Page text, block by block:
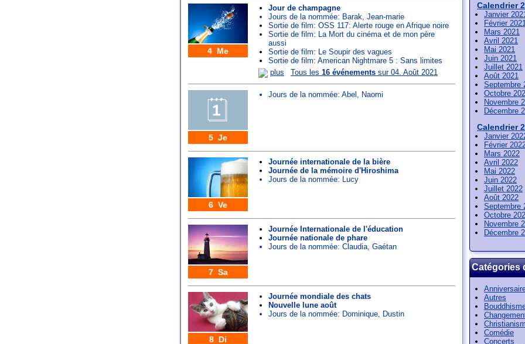
4 Me
Jour de champagne
Jours de la nommée: Barak, Jean-marie
Sortie de film: OSS 117: Alerte rouge en Afrique noire
Sortie de film: La Mort du cinéma et de mon père
aussi
Sortie de film: Le Soupir des vagues
Sortie de film: American Nightmare 5 : Sans limites
plus
Tous les 16 événements sur 04. Août 2021
5 Je
Jours de la nommée: Abel Naomi
6 Ve
Journée internationale de la bière
Journée de la mémoire d'Hiroshima
Jours de la nommée: Lucy
7 Sa
Journée Internationale de l'éducation
Journée nationale de phare
Jours de la nommée: Claudia Gaétan
8 Di
Journée mondiale des chats
Nouvelle lune août
Jours de la nommée: Dominique Dustin
Calendrier
Janvier
Février
Mars 2021
Avril 2021
Mai 2021
Juin 2021
Juillet 2021
Août 2021
Septembre
Octobre
Novembre
Décembre
Calendrier
Janvier
Février
Mars 2022
Avril 2022
Mai 2022
Juin 2022
Juillet 2022
Août 2022
Septembre
Octobre
Novembre
Décembre
Catégories
Autres
Comédie
Concerts